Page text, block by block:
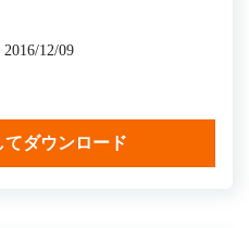
12/09
ダウンロード